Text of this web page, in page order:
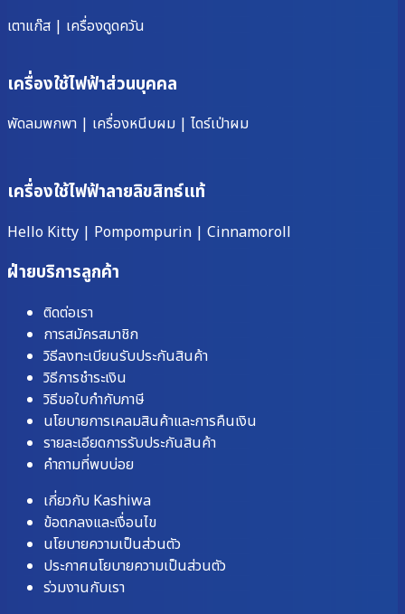
เตาแก๊ส | เครื่องดูดควัน
เครื่องใช้ไฟฟ้าส่วนบุคคล
พัดลมพกพา | เครื่องหนีบผม | ไดร์เป่าผม
เครื่องใช้ไฟฟ้าลายลิขสิทธ์แท้
Hello Kitty | Pompompurin | Cinnamoroll
ฝ่ายบริการลูกค้า
ติดต่อเรา
การสมัครสมาชิก
วิธีลงทะเบียนรับประกันสินค้า
วิธีการชำระเงิน
วิธีขอใบกำกับภาษี
นโยบายการเคลมสินค้าและการคืนเงิน
รายละเอียดการรับประกันสินค้า
คำถามที่พบบ่อย
เกี่ยวกับ Kashiwa
ข้อตกลงและเงื่อนไข
นโยบายความเป็นส่วนตัว
ประกาศนโยบายความเป็นส่วนตัว
ร่วมงานกับเรา